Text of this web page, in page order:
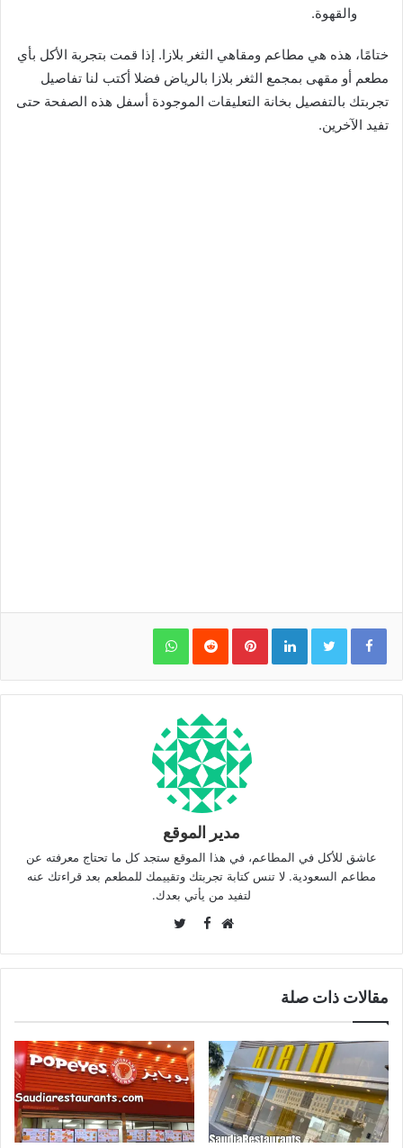
والقهوة.
ختامًا، هذه هي مطاعم ومقاهي الثغر بلازا. إذا قمت بتجربة الأكل بأي
مطعم أو مقهى بمجمع الثغر بلازا بالرياض فضلا أكتب لنا تفاصيل
تجربتك بالتفصيل بخانة التعليقات الموجودة أسفل هذه الصفحة حتى
تفيد الآخرين.
LinkedIn
Pinterest
WhatsApp
مدير الموقع
عاشق للأكل في المطاعم، في هذا الموقع ستجد كل ما تحتاج معرفته عن
مطاعم السعودية. لا تنس كتابة تجربتك وتقييمك للمطعم بعد قراءتك عنه
لتفيد من يأتي بعدك.
Facebook
مقالات ذات صلة